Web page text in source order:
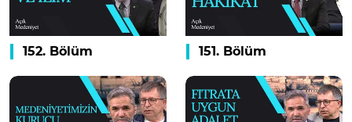
152. Bölüm 151. Bölüm